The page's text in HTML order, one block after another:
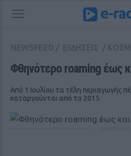
Φθηνότερο roaming έως
Από 1 Ιουλίου τα τέλη περιαγωγής
καταργούνται από το 2015